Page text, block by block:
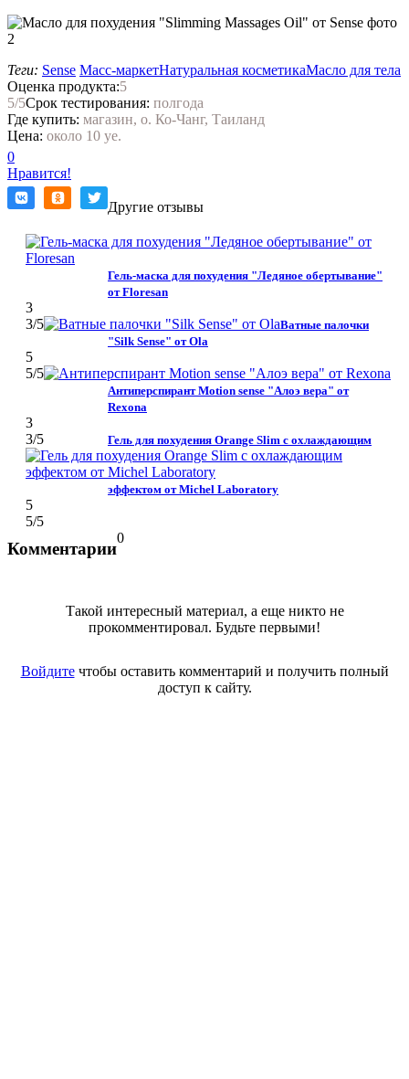
Теги: Sense Масс-маркетНатуральная косметикаМасло для тела
Оценка продукта:5
5/5Срок тестирования: полгода
Где купить: магазин, о. Ко-Чанг, Таиланд
Цена: около 10 ye.
0
Нравится!
Другие отзывы
Гель-маска для похудения "Ледяное обертывание"
от Floresan
3
3/5
Ватные палочки
"Silk Sense" от Ola
5
5/5
Антиперспирант Motion sense "Алоэ вера" от
Rexona
3
3/5 Гель для похудения Orange Slim с охлаждающим
эффектом от Michel Laboratory
5
5/5
Комментарии
0
Такой интересный материал, а еще никто не
прокомментировал. Будьте первыми!
Войдитечтобы оставить комментарий и получить полный
доступ к сайту.